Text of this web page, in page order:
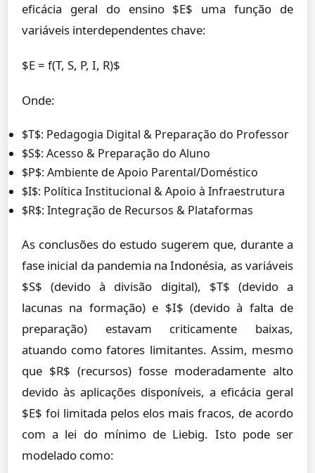
eficácia geral do ensino $E$ uma função de
variáveis interdependentes chave:
$E = f(T, S, P, I, R)$
Onde:
$T$: Pedagogia Digital & Preparação do Professor
$S$: Acesso & Preparação do Aluno
$P$: Ambiente de Apoio Parental/Doméstico
$I$: Política Institucional & Apoio à Infraestrutura
$R$: Integração de Recursos & Plataformas
As conclusões do estudo sugerem que, durante a
fase inicial da pandemia na Indonésia, as variáveis
$S$ (devido à divisão digital), $T$ (devido a
lacunas na formação) e $I$ (devido à falta de
preparação) estavam criticamente baixas,
atuando como fatores limitantes. Assim, mesmo
que $R$ (recursos) fosse moderadamente alto
devido às aplicações disponíveis, a eficácia geral
$E$ foi limitada pelos elos mais fracos, de acordo
com a lei do mínimo de Liebig. Isto pode ser
modelado como: